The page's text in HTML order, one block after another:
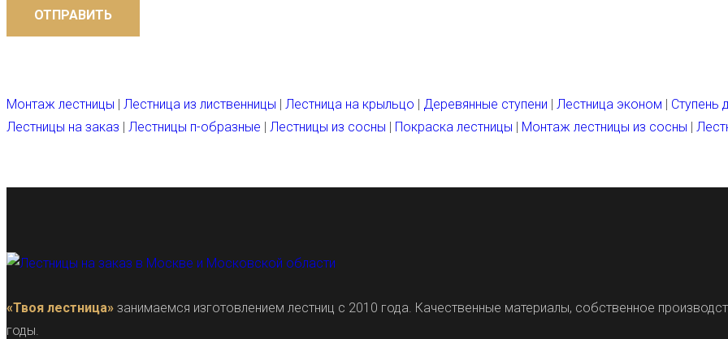
ОТПРАВИТЬ
Монтаж лестницы | Лестница из лиственницы | Лестница на крыльцо | Деревянные ступени | Лестница эконом | Ступень
Лестницы на заказ | Лестницы п-образные | Лестницы из сосны | Покраска лестницы | Монтаж лестницы из сосны |
«Твоя лестница» занимаемся изготовлением лестниц с 2010 года. Качественные материалы, собственное
годы.